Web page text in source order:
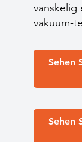
vanskelig
vakuum-
Sehen
Sehen